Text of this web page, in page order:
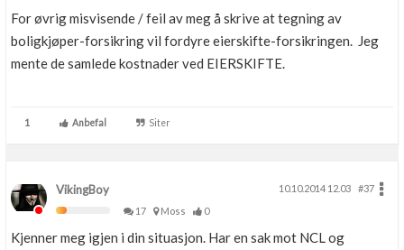
For øvrig misvisende / feil av meg å skrive at tegning av
boligkjøper-forsikring vil fordyre eierskifte-forsikringen. Jeg
mente de samlede kostnader ved EIERSKIFTE.
1 Anbefal Siter
VikingBoy 10.10.2014 12.03
#37
17
Moss 0
Kjenner meg igjen i din situasjon. Har en sak mot NCL og